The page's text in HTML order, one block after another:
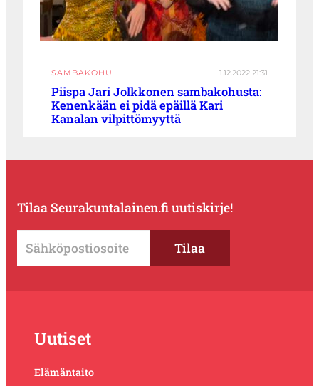
SAMBAKOHU 1.12.2022 21:31
Piispa Jari Jolkkonen sambakohusta:
Kenenkään ei pidä epäillä Kari
Kanalan vilpittömyyttä
Tilaa Seurakuntalainen.fi uutiskirje!
Uutiset
Elämäntaito